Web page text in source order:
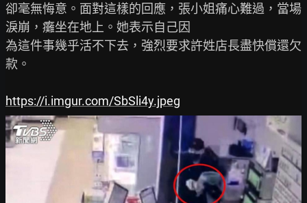
卻毫無悔意。面對這樣的回應，張小姐痛心難過，當場
淚崩，癱坐在地上。她表示自己因
為這件事幾乎活不下去，強烈要求許姓店長盡快償還欠
款。
https://i.imgur.com/SbSli4y.jpeg